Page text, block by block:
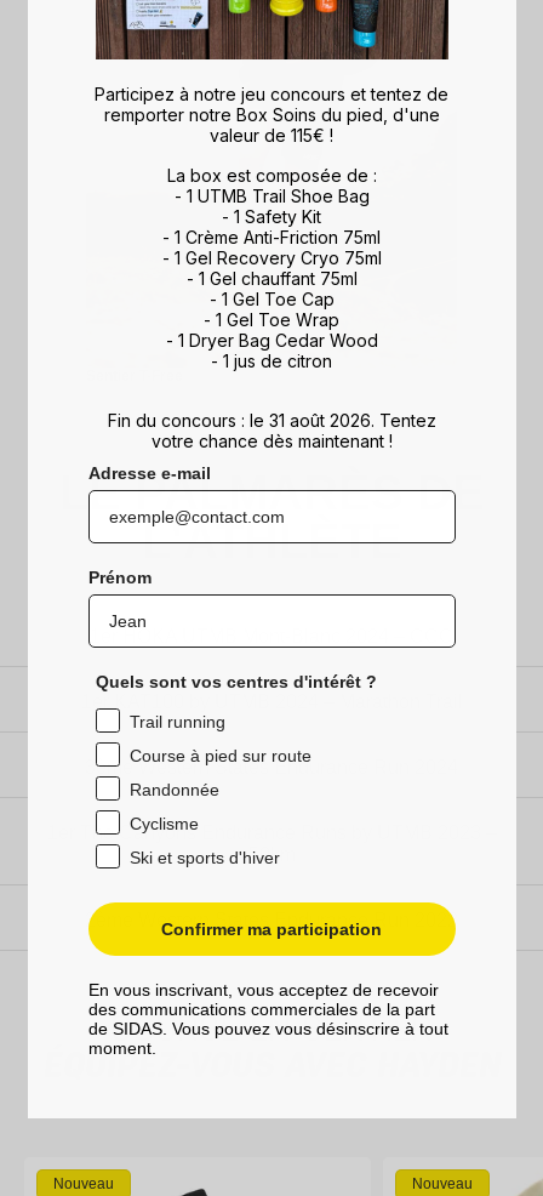
LE PALMARÈS DE
L'ATHLÈTE
3ème Western States Endurance Run 2024
1er The Canyons Endurance Runs by UTMB 2023 –
50km
2ème Western States Endurance Run 2022
COURSE EN SENTIER
Nouveau Nouveau
Participez à notre jeu concours et tentez de
remporter notre Box Soins du pied, d'une
valeur de 115€ !
La box est composée de :
- 1 UTMB Trail Shoe Bag
- 1 Safety Kit
- 1 Crème Anti-Friction 75ml
- 1 Gel Recovery Cryo 75ml
- 1 Gel chauffant 75ml
- 1 Gel Toe Cap
- 1 Gel Toe Wrap
- 1 Dryer Bag Cedar Wood
- 1 jus de citron
Fin du concours : le 31 août 2026. Tentez
votre chance dès maintenant !
Adresse e-mail
Prénom
Quels sont vos centres d'intérêt ?
Trail running
Course à pied sur route
Randonnée
Cyclisme
Ski et sports d'hiver
Confirmer ma participation
En vous inscrivant, vous acceptez de recevoir
des communications commerciales de la part
de SIDAS. Vous pouvez vous désinscrire à tout
moment.